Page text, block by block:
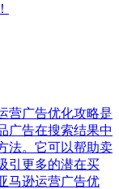
营广告优化攻略是
广告在搜索结果中
法。它可以帮助卖
引更多的潜在买
马逊运营广告优